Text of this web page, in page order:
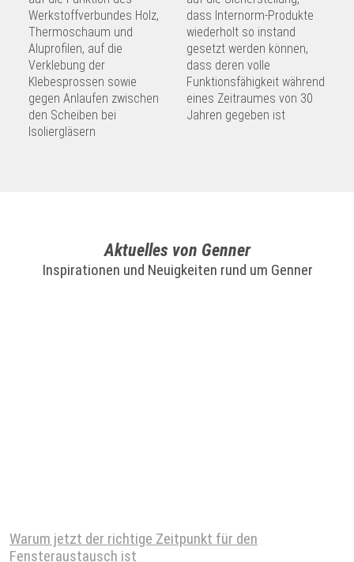
Werkstoffverbundes Holz,
Thermoschaum und
Aluprofilen, auf die
Verklebung der
Klebesprossen sowie
gegen Anlaufen zwischen
den Scheiben bei
Isoliergläsern
dass Internorm-Produkte
wiederholt so instand
gesetzt werden können,
dass deren volle
Funktionsfähigkeit während
eines Zeitraumes von 30
Jahren gegeben ist
Aktuelles von Genner
Inspirationen und Neuigkeiten rund um Genner
Warum jetzt der richtige Zeitpunkt für den
Fensteraustausch ist